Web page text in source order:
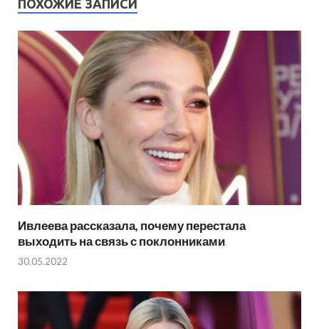
ПОХОЖИЕ ЗАПИСИ
Ивлеева рассказала, почему перестала
выходить на связь с поклонниками
30.05.2022